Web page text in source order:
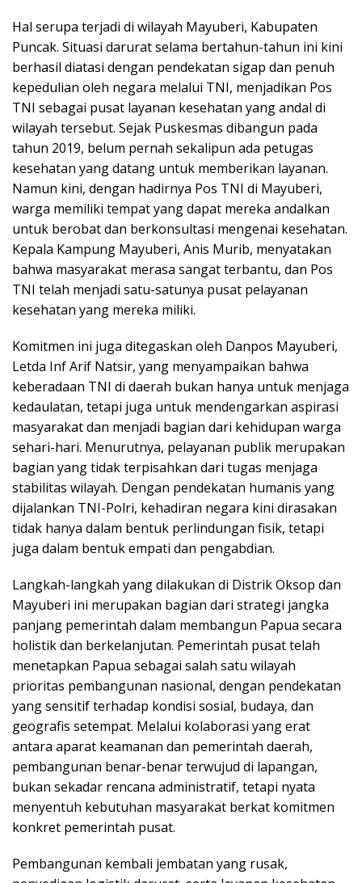
Hal serupa terjadi di wilayah Mayuberi, Kabupaten
Puncak. Situasi darurat selama bertahun-tahun ini kini
berhasil diatasi dengan pendekatan sigap dan penuh
kepedulian oleh negara melalui TNI, menjadikan Pos
TNI sebagai pusat layanan kesehatan yang andal di
wilayah tersebut. Sejak Puskesmas dibangun pada
tahun 2019, belum pernah sekalipun ada petugas
kesehatan yang datang untuk memberikan layanan.
Namun kini, dengan hadirnya Pos TNI di Mayuberi,
warga memiliki tempat yang dapat mereka andalkan
untuk berobat dan berkonsultasi mengenai kesehatan.
Kepala Kampung Mayuberi, Anis Murib, menyatakan
bahwa masyarakat merasa sangat terbantu, dan Pos
TNI telah menjadi satu-satunya pusat pelayanan
kesehatan yang mereka miliki.
Komitmen ini juga ditegaskan oleh Danpos Mayuberi,
Letda Inf Arif Natsir, yang menyampaikan bahwa
keberadaan TNI di daerah bukan hanya untuk menjaga
kedaulatan, tetapi juga untuk mendengarkan aspirasi
masyarakat dan menjadi bagian dari kehidupan warga
sehari-hari. Menurutnya, pelayanan publik merupakan
bagian yang tidak terpisahkan dari tugas menjaga
stabilitas wilayah. Dengan pendekatan humanis yang
dijalankan TNI-Polri, kehadiran negara kini dirasakan
tidak hanya dalam bentuk perlindungan fisik, tetapi
juga dalam bentuk empati dan pengabdian.
Langkah-langkah yang dilakukan di Distrik Oksop dan
Mayuberi ini merupakan bagian dari strategi jangka
panjang pemerintah dalam membangun Papua secara
holistik dan berkelanjutan. Pemerintah pusat telah
menetapkan Papua sebagai salah satu wilayah
prioritas pembangunan nasional, dengan pendekatan
yang sensitif terhadap kondisi sosial, budaya, dan
geografis setempat. Melalui kolaborasi yang erat
antara aparat keamanan dan pemerintah daerah,
pembangunan benar-benar terwujud di lapangan,
bukan sekadar rencana administratif, tetapi nyata
menyentuh kebutuhan masyarakat berkat komitmen
konkret pemerintah pusat.
Pembangunan kembali jembatan yang rusak,